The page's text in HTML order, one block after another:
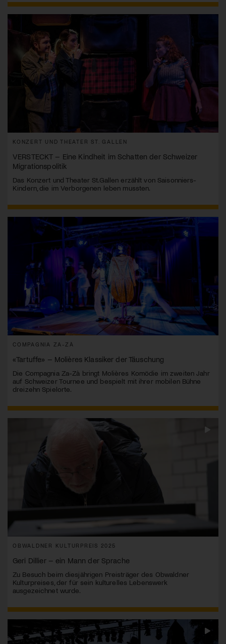
KONZERT UND THEATER ST. GALLEN
VERSTECKT – Eine Kindheit im Schatten der Schweizer
Migrationspolitik
Das Konzert und Theater St.Gallen erzählt von Saisonniers-
Kindern, die im Verborgenen leben mussten.
COMPAGNIA ZA-ZÀ
«Tartuffe» – Molières Klassiker der Täuschung
Die Compagnia Za-Zà bringt Molières Komödie im zweiten Jahr
auf Schweizer Tournee und bespielt mit ihrer mobilen Bühne
dreizehn Spielorte.
OBWALDNER KULTURPREIS 2025
Geri Dillier – ein Mann der Sprache
Zu Besuch beim diesjährigen Preisträger des Obwaldner
Kulturpreises, der für sein kulturelles Lebenswerk
ausgezeichnet wurde.